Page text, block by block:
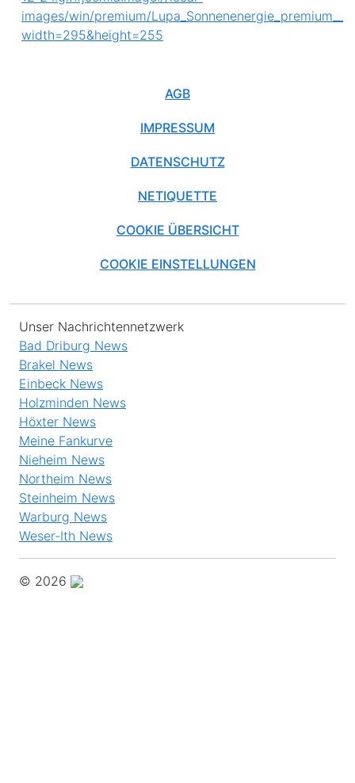
AGB
IMPRESSUM
DATENSCHUTZ
NETIQUETTE
COOKIE ÜBERSICHT
COOKIE EINSTELLUNGEN
Unser Nachrichtennetzwerk
Bad Driburg News
Brakel News
Einbeck News
Holzminden News
Höxter News
Meine Fankurve
Nieheim News
Northeim News
Steinheim News
Warburg News
Weser-Ith News
© 2026